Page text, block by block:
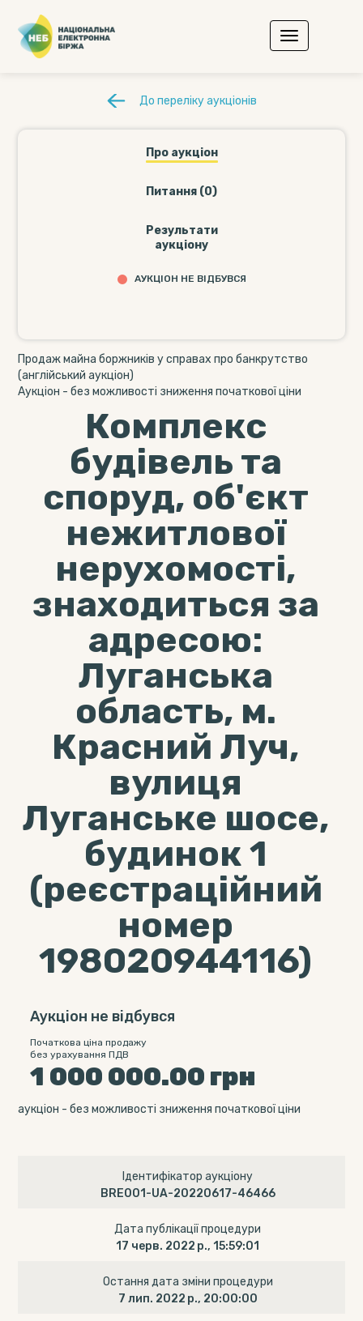
До переліку аукціонів
Про аукціон
Питання (0)
Результати
аукціону
АУКЦІОН НЕ ВІДБУВСЯ
Продаж майна боржників у справах про банкрутство
(англійський аукціон)
Aукціон - без можливості зниження початкової ціни
Комплекс
будівель та
споруд, об'єкт
нежитлової
нерухомості,
знаходиться за
адресою:
Луганська
область, м.
Красний Луч,
вулиця
Луганське шосе,
будинок 1
(реєстраційний
номер
198020944116)
Аукціон не відбувся
Початкова ціна продажу
без урахування ПДВ
1 000 000.00 грн
аукціон - без можливості зниження початкової ціни
Ідентифікатор аукціону
BRE001-UA-20220617-46466
Дата публікації процедури
17 черв. 2022 р., 15:59:01
Остання дата зміни процедури
7 лип. 2022 р., 20:00:00